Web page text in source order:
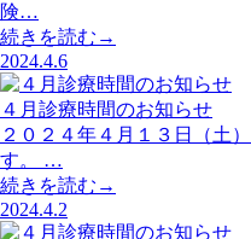
険…
続きを読む→
2024.4.6
４月診療時間のお知らせ
２０２４年４月１３日（土
す。 …
続きを読む→
2024.4.2